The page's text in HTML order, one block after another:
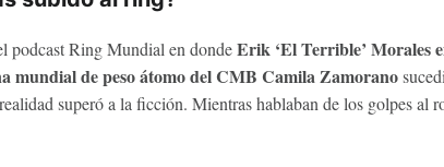
podcast Ring Mundial en dondeErik ‘El Terrible’ Morales
mundial de peso átomo del CMB Camila Zamorano
superó a la ficción. Mientras hablaban de los golpes al